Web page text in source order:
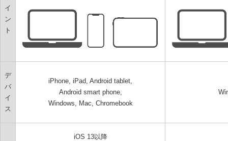
イ
ン
ト
デ
バ
イ
ス
iPhone, iPad, Android tablet,
Android smart phone,
Windows, Mac, Chromebook
iOS 13以降